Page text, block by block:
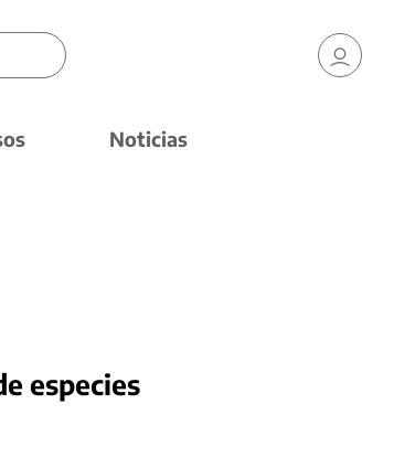
Noticias
especies